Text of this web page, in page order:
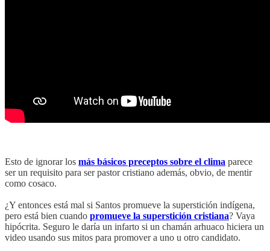
Esto de ignorar los más básicos preceptos sobre el clima parece
ser un requisito para ser pastor cristiano además, obvio, de mentir
como cosaco.
¿Y entonces está mal si Santos promueve la superstición indígena,
pero está bien cuando promueve la superstición cristiana? Vaya
hipócrita. Seguro le daría un infarto si un chamán arhuaco hiciera un
video usando sus mitos para promover a uno u otro candidato.